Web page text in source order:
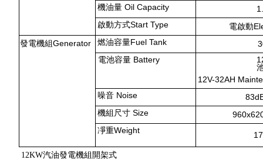
機油量 Oil Capacity
啟動方式Start Type
電啟動
發電機組Generator
燃油容量Fuel Tank
電池容量 Battery
12V-32AH
噪音 Noise
機組尺寸 Size
凈重Weight
12KW汽油發電機組開架式